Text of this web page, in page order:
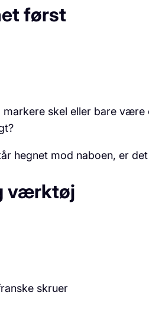
først
markere skel eller bare være
hegnet mod naboen, er
værktøj
skruer